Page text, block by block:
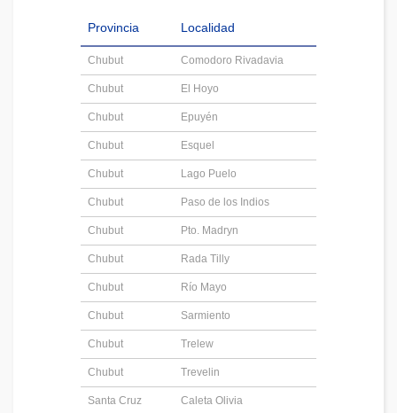
Provincia Localidad
Chubut Comodoro Rivadavia
Chubut El Hoyo
Chubut Epuyén
Chubut Esquel
Chubut Lago Puelo
Chubut Paso de los Indios
Chubut Pto. Madryn
Chubut Rada Tilly
Chubut Río Mayo
Chubut Sarmiento
Chubut Trelew
Chubut Trevelin
Santa Cruz Caleta Olivia